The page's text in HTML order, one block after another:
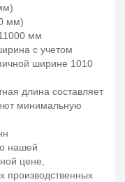
мм)
мм
с учетом
ширине 1010
длина составляет
минимальную
нашей
цене,
производственных